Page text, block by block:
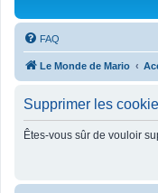
FAQ
Le Monde de Mario
Supprimer les
Êtes-vous sûr de vouloir